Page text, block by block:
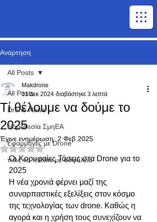
Ανάρτηση
All Posts
Drone News
Νομοθεσία ΣμηΕΑ
Εφαρμογές με Drone
πώς να πετάτε με ασφάλεια
All Posts
Τί θέλουμε να δούμε το
2025
Makdrone
31 Δεκ 2024 διαβάστηκε 3 λεπτά
Έγινε ενημέρωση: 2 Φεβ 2025
Βαθμολογήθηκε με NaN από 5 αστέρια.
Οι Κορυφαίες Τάσεις στα Drone για το
2025
Η νέα χρονιά φέρνει μαζί της
συναρπαστικές εξελίξεις στον κόσμο
της τεχνολογίας των drone. Καθώς η
αγορά και η χρήση τους συνεχίζουν να